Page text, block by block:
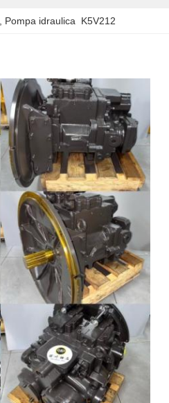
Pompa idraulica  K5V212